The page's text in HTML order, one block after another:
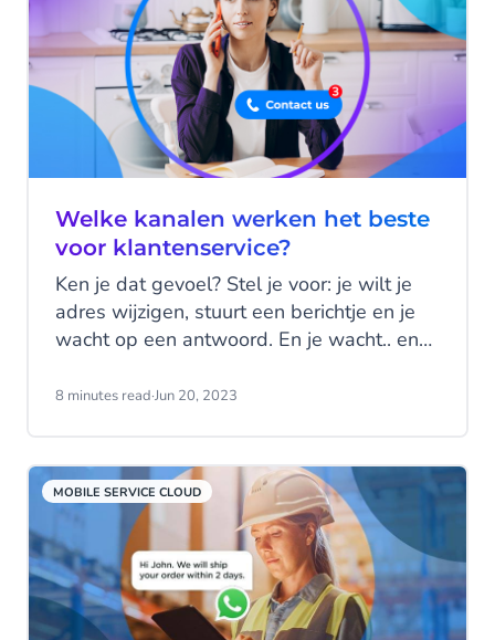
per week. Voor de meeste bedrijven is de
belangrijkste uitdaging om uit te vinden
wat hun bedrijf verder kan helpen.
Welke kanalen werken het beste
voor klantenservice?
Ken je dat gevoel? Stel je voor: je wilt je
adres wijzigen, stuurt een berichtje en je
wacht op een antwoord. En je wacht.. en
wachten, of probeer je het via een ander
makkelijk bereiken via hun favoriete
kanaal?
8 minutes read·Jun 20, 2023
MOBILE SERVICE CLOUD